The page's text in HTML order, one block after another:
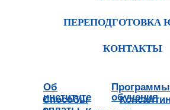
ПЕРЕПОДГОТОВКА
КОНТАКТЫ
Об
институте
Программы
обучения
Способы